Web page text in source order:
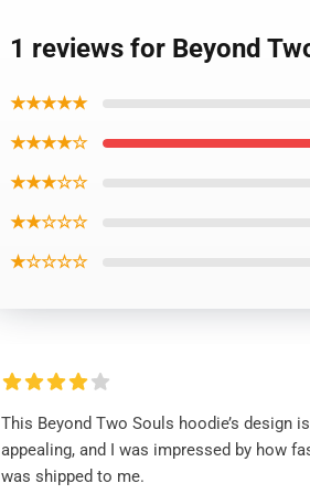
1 reviews for Beyond
★★★★★
★★★★☆
★★★☆☆
★★☆☆☆
★☆☆☆☆
This Beyond Two Souls hoodie’s design
appealing, and I was impressed by how
was shipped to me.